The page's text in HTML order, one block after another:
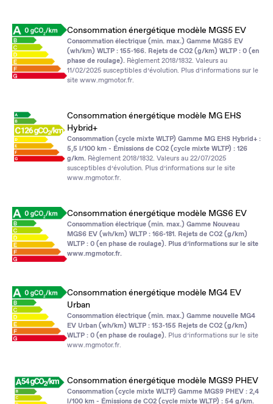
Consommation énergétique modèle MGS5 EV
Consommation électrique (min. max.) Gamme MGS5 EV
(wh/km) WLTP : 155‑166. Rejets de CO2 (g/km) WLTP : 0 (en
phase de roulage). Règlement 2018/1832. Valeurs au
11/02/2025 susceptibles d’évolution. Plus d’informations sur le
site www.mgmotor.fr.
Consommation énergétique modèle MG EHS
Hybrid+
Consommation (cycle mixte WLTP) Gamme MG EHS Hybrid+ :
5,5 l/100 km - Émissions de CO2 (cycle mixte WLTP) : 126
g/km. Règlement 2018/1832. Valeurs au 22/07/2025
susceptibles d’évolution. Plus d’informations sur le site
www.mgmotor.fr.
Consommation énergétique modèle MGS6 EV
Consommation électrique (min. max.) Gamme Nouveau
MGS6 EV (wh/km) WLTP : 166‑181. Rejets de CO2 (g/km)
WLTP : 0 (en phase de roulage). Plus d’informations sur le site
www.mgmotor.fr.
Consommation énergétique modèle MG4 EV
Urban
Consommation électrique (min. max.) Gamme nouvelle MG4
EV Urban (wh/km) WLTP : 153‑155 Rejets de CO2 (g/km)
WLTP : 0 (en phase de roulage). Plus d’informations sur le site
www.mgmotor.fr.
Consommation énergétique modèle MGS9 PHEV
Consommation (cycle mixte WLTP) Gamme MGS9 PHEV : 2,4
l/100 km - Émissions de CO2 (cycle mixte WLTP) : 54 g/km.